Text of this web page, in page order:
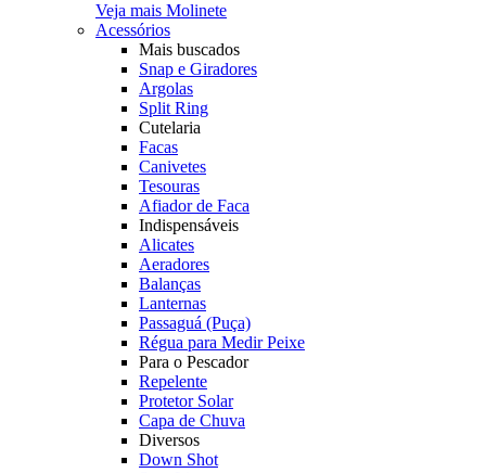
Veja mais Molinete
Acessórios
Mais buscados
Snap e Giradores
Argolas
Split Ring
Cutelaria
Facas
Canivetes
Tesouras
Afiador de Faca
Indispensáveis
Alicates
Aeradores
Balanças
Lanternas
Passaguá (Puça)
Régua para Medir Peixe
Para o Pescador
Repelente
Protetor Solar
Capa de Chuva
Diversos
Down Shot